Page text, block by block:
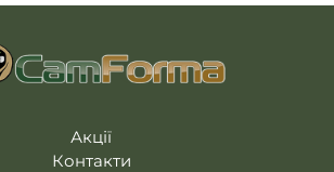
Акції
Контакти